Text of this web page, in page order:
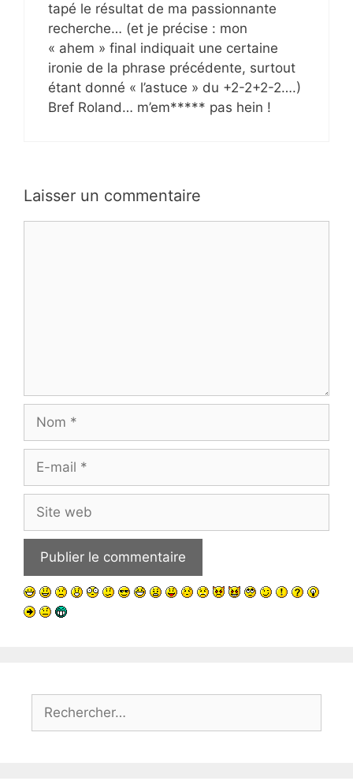
tapé le résultat de ma passionnante
recherche… (et je précise : mon
« ahem » final indiquait une certaine
ironie de la phrase précédente, surtout
étant donné « l’astuce » du +2-2+2-2….)
Bref Roland… m’em***** pas hein !
Laisser un commentaire
mail
web